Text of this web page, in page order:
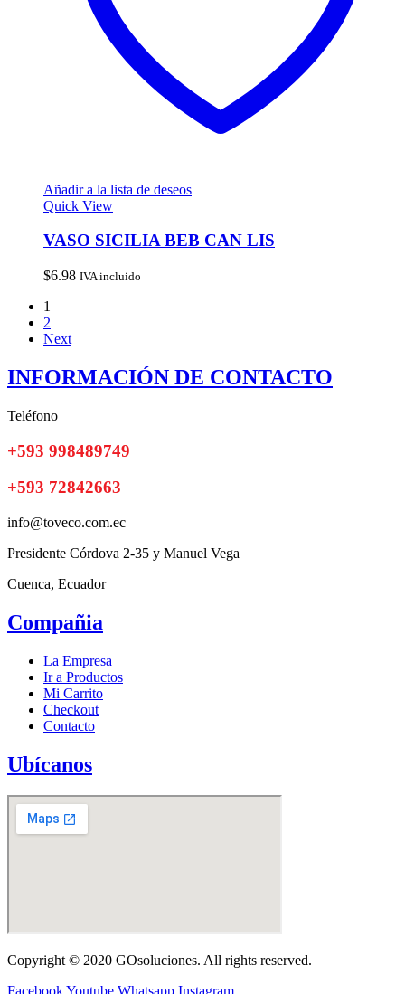
Añadir a la lista de deseos
Quick View
VASO SICILIA BEB CAN LIS
$6.98 IVA incluido
1
2
Next
INFORMACIÓN DE CONTACTO
Teléfono
+593 998489749
+593 72842663
info@toveco.com.ec
Presidente Córdova 2-35 y Manuel Vega
Cuenca, Ecuador
Compañia
La Empresa
Ir a Productos
Mi Carrito
Checkout
Contacto
Ubícanos
Copyright © 2020 GOsoluciones. All rights reserved.
FacebookYoutube Whatsapp Instagram